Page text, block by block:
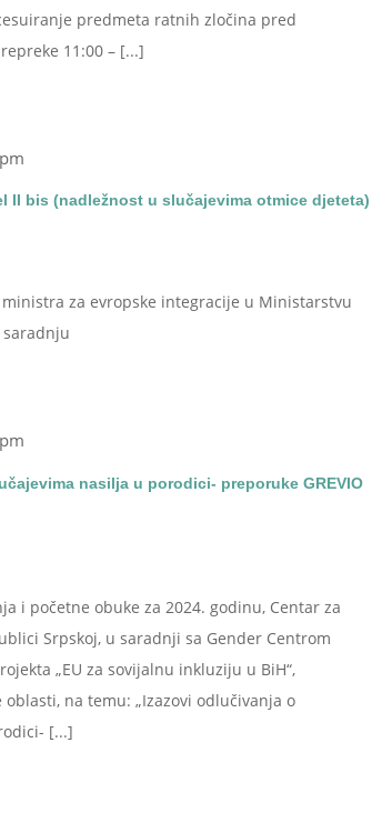
predmeta ratnih zločina pred
11:00 – [...]
II bis (nadležnost u slučajevima otmice djeteta)
za evropske integracije u Ministarstvu
nasilja u porodici- preporuke GREVIO
i početne obuke za 2024. godinu, Centar za
Srpskoj, u saradnji sa Gender Centrom
„EU za sovijalnu inkluziju u BiH“,
na temu: „Izazovi odlučivanja o
[...]